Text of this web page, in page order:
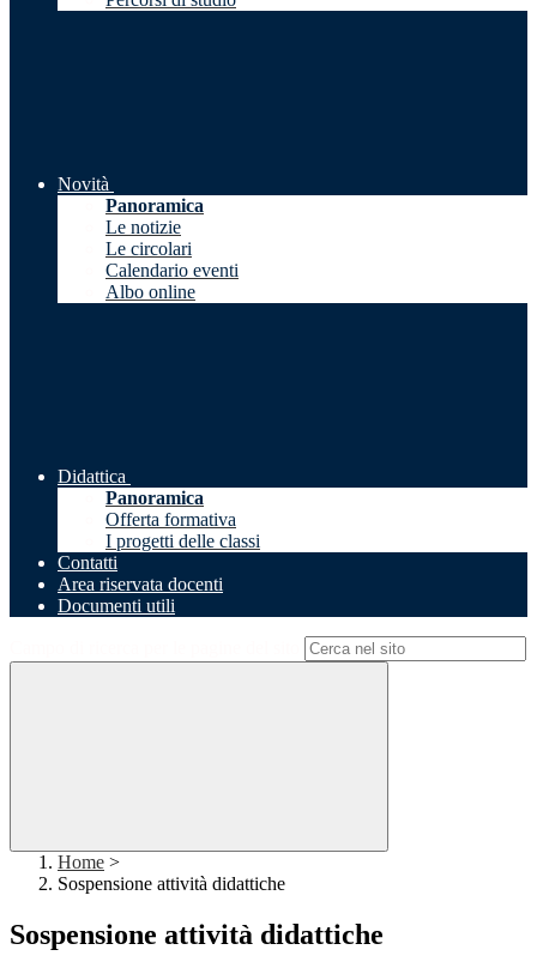
Novità
Panoramica
Le notizie
Le circolari
Calendario eventi
Albo online
Didattica
Panoramica
Offerta formativa
I progetti delle classi
Contatti
Area riservata docenti
Documenti utili
Home >
Sospensione attività didattiche
Sospensione attività didattiche